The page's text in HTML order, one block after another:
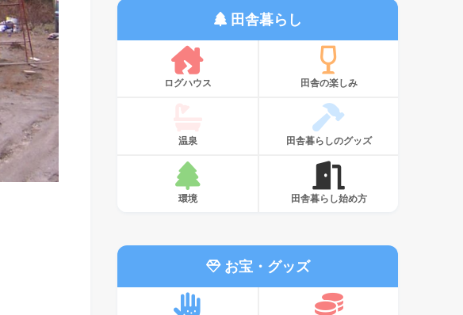
田舎暮らし
ログハウス 田舎の楽しみ
温泉 田舎暮らしのグッズ
環境 田舎暮らし始め方
お宝・グッズ